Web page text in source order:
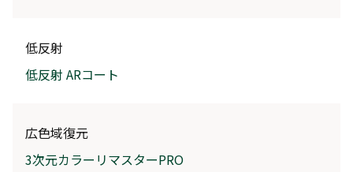
低反射
低反射 ARコート
広色域復元
3次元カラーリマスターPRO